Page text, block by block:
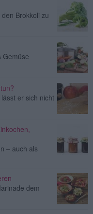
Brokkoli zu
Gemüse
er sich nicht
– auch als
dem